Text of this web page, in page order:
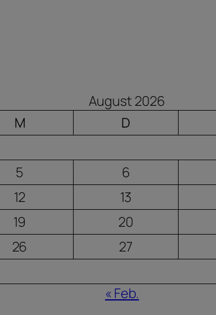
August 2026
M D
5 6
12 13
19 20
26 27
« Feb.